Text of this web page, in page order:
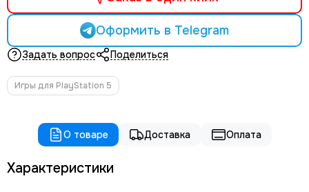
Оформить в Telegram
Задать вопрос Поделиться
Игры для PlayStation 5
О товаре Доставка Оплата
Характеристики